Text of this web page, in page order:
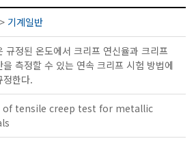
> 기계일반
규정된 온도에서 크리프 연신율과 크리프
을 측정할 수 있는 연속 크리프 시험 방법에
정한다.
of tensile creep test for metallic